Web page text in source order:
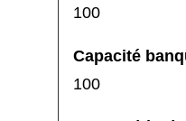
100
100